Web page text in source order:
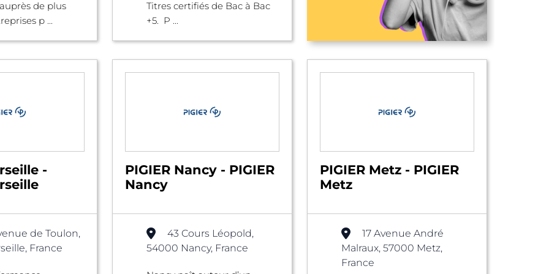
de plus
p ...
Titres certifiés de Bac à Bac
+5. P ...
-
de Toulon,
France
PIGIER Nancy - PIGIER
Nancy
43 Cours Léopold,
54000 Nancy, France
PIGIER Metz - PIGIER
Metz
17 Avenue André
Malraux, 57000 Metz,
France